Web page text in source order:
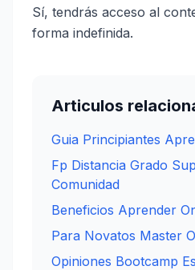
Sí, tendrás acceso al
forma indefinida.
Articulos
Guia Principiantes
Fp Distancia Grado
Comunidad
Beneficios Aprender
Para Novatos Master
Opiniones Bootcamp